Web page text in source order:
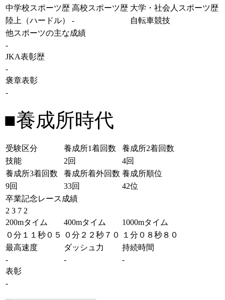
中学校スポーツ歴 高校スポーツ歴 大学・社会人スポーツ歴
陸上（ハードル）
-
自転車競技
他スポーツの主な成績
-
JKA表彰歴
-
褒章表彰
-
■養成所時代
受験区分 養成所1着回数
養成所2着回数
技能
2回
4回
養成所3着回数
養成所着外回数 養成所順位
9回
33回
42位
卒業記念レース成績
2 3 7 2
200mタイム
400mタイム
1000mタイム
０分１１秒０５
０分２２秒７０
１分０８秒８０
最高速度
ダッシュ力
持続時間
-
-
-
表彰
-